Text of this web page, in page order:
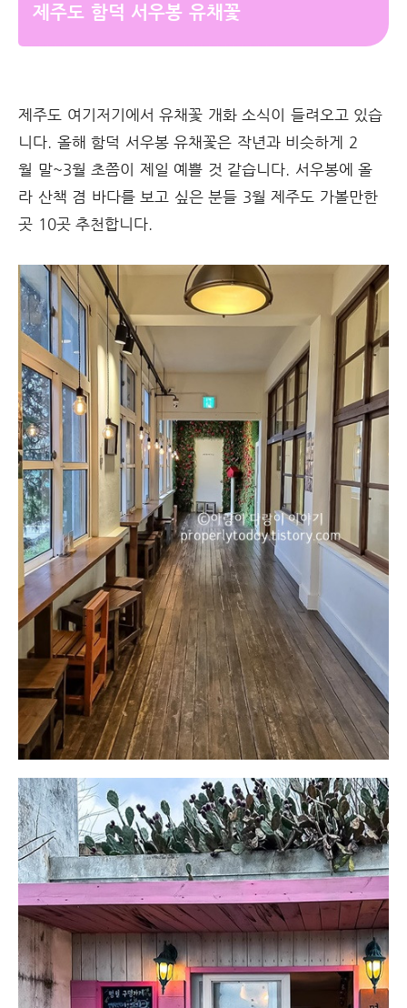
제주도 함덕 서우봉 유채꽃
제주도 여기저기에서 유채꽃 개화 소식이 들려오고 있습
니다. 올해 함덕 서우봉 유채꽃은 작년과 비슷하게 2
월 말~3월 초쯤이 제일 예쁠 것 같습니다. 서우봉에 올
라 산책 겸 바다를 보고 싶은 분들 3월 제주도 가볼만한
곳 10곳 추천합니다.